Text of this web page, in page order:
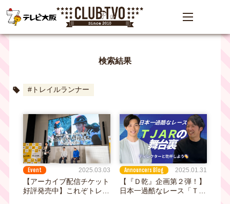
検索結果
#トレイルランナー
Event 2025.03.03
【アーカイブ配信チケット
好評発売中】これぞトレラ
Announcers Blog 2025.01.31
【『Ｄ乾』企画第２弾！】
日本一過酷なレース「ＴＪ